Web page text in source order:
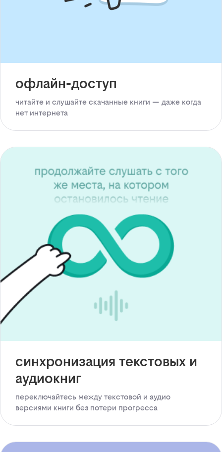
офлайн-доступ
читайте и слушайте скачанные книги — даже когда
нет интернета
синхронизация текстовых и
аудиокниг
переключайтесь между текстовой и аудио
версиями книги без потери прогресса